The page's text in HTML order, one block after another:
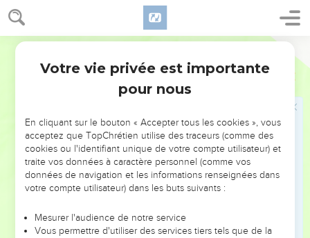
5
elle-même qui fait toutes choses nouvelles.
Mais il n'est pas naturel de s'attendre à ce que des hommes
tels que les disciples de Jean et ceux des pharisiens, (
) habitués aux formes et à l'esprit de l'ancienne alliance, y
, pour embrasser la vie nouvelle qui leur
est présentée. L'habitude, les préjugés, et la pente naturelle
de leurs cœurs leur font dire : L'ancienne religion est
Ainsi Jésus avec beaucoup d'indulgence adoucit ce qu'il y a
d'absolu dans les deux premières paraboles, ou du moins
exprime la pensée qu'il faut supporter avec patience ceux
convictions judaïques pour embrasser l'Evangile.
Votre vie privée est importante
pour nous
En cliquant sur le bouton « Accepter tous les cookies », vous
acceptez que TopChrétien utilise des traceurs (comme des
cookies ou l'identifiant unique de votre compte utilisateur) et
traite vos données à caractère personnel (comme vos
données de navigation et les informations renseignées dans
votre compte utilisateur) dans les buts suivants :
Mesurer l'audience de notre service
Vous permettre d'utiliser des services tiers tels que de la